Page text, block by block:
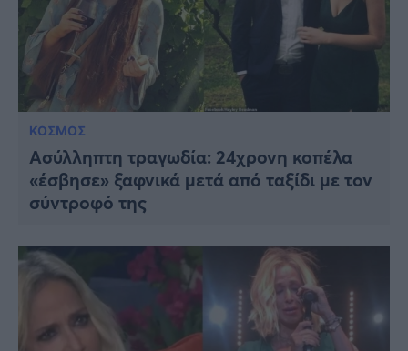
ΚΟΣΜΟΣ
Ασύλληπτη τραγωδία: 24χρονη κοπέλα
«έσβησε» ξαφνικά μετά από ταξίδι με τον
σύντροφό της